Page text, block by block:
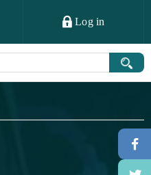
Log in